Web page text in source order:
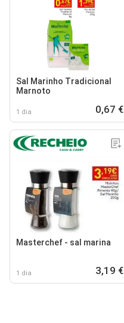
Sal Marinho Tradicional
Marnoto
1 dia 0,67 €
Masterchef - sal marina
1 dia 3,19 €